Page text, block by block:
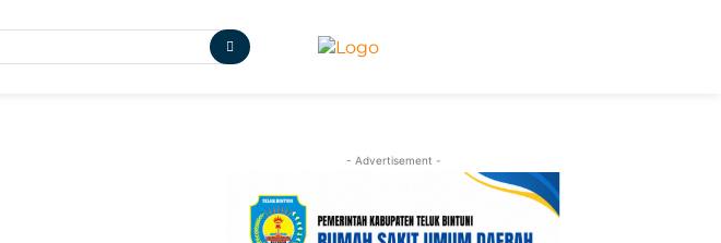
- Advertisement -